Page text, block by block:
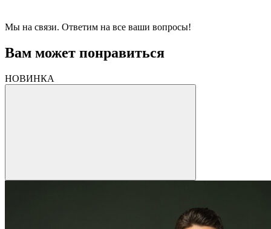
Мы на связи. Ответим на все ваши вопросы!
Вам может понравиться
НОВИНКА